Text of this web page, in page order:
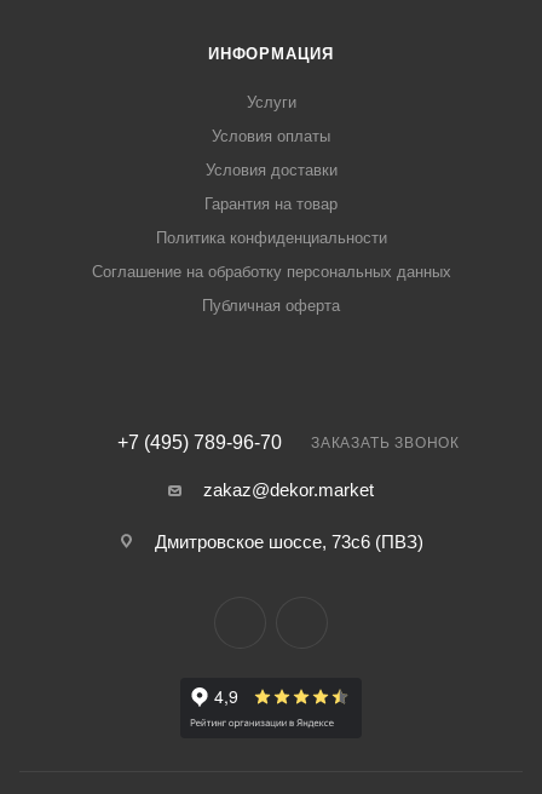
ИНФОРМАЦИЯ
Услуги
Условия оплаты
Условия доставки
Гарантия на товар
Политика конфиденциальности
Соглашение на обработку персональных данных
Публичная оферта
+7 (495) 789-96-70 ЗАКАЗАТЬ ЗВОНОК
zakaz@dekor.market
Дмитровское шоссе, 73с6 (ПВЗ)